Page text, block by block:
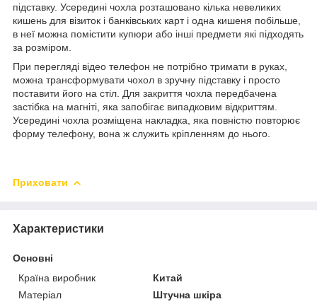
підставку. Усередині чохла розташовано кілька невеликих
кишень для візиток і банківських карт і одна кишеня побільше,
в неї можна помістити купюри або інші предмети які підходять
за розміром.
При перегляді відео телефон не потрібно тримати в руках,
можна трансформувати чохол в зручну підставку і просто
поставити його на стіл. Для закриття чохла передбачена
застібка на магніті, яка запобігає випадковим відкриттям.
Усередині чохла розміщена накладка, яка повністю повторює
форму телефону, вона ж служить кріпленням до нього.
Приховати
Характеристики
Основні
Країна виробник
Китай
Матеріал
Штучна шкіра